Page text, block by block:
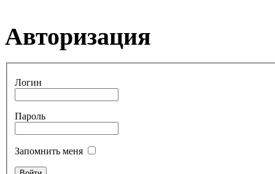
Авторизация
Логин
Пароль
Запомнить меня